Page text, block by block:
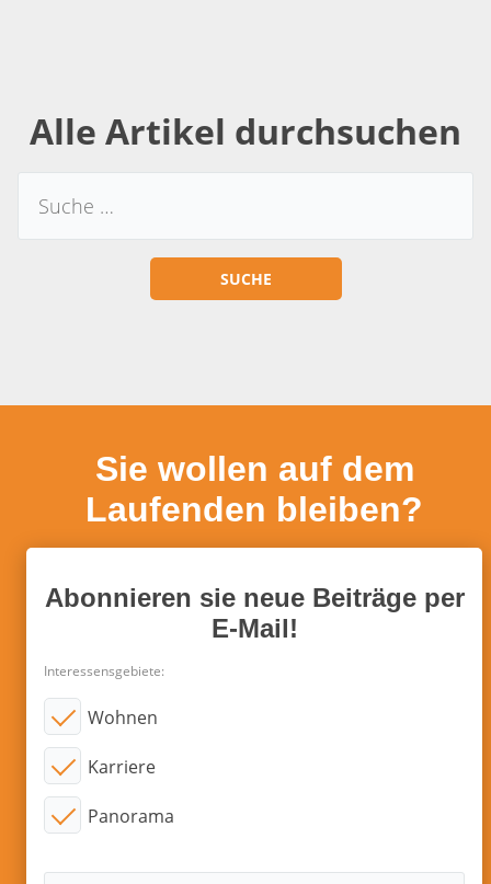
Alle Artikel durchsuchen
Sie wollen auf dem
Laufenden bleiben?
Abonnieren sie neue Beiträge per
E-Mail!
Interessensgebiete:
Wohnen
Karriere
Panorama